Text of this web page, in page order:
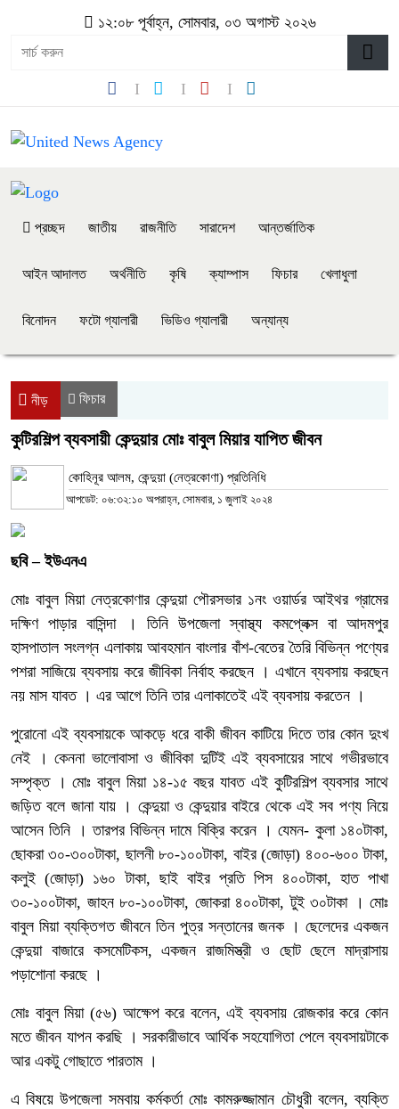
১২:০৮ পূর্বাহ্ন, সোমবার, ০৩ অগাস্ট ২০২৬
প্রচ্ছদ জাতীয় রাজনীতি সারাদেশ আন্তর্জাতিক
আইন আদালত অর্থনীতি কৃষি ক্যাম্পাস ফিচার খেলাধুলা
বিনোদন ফটো গ্যালারী ভিডিও গ্যালারী অন্যান্য
নীড় ফিচার
কুটিরশিল্প ব্যবসায়ী কেন্দুয়ার মোঃ বাবুল মিয়ার যাপিত জীবন
কোহিনূর আলম, কেন্দুয়া (নেত্রকোণা) প্রতিনিধি
আপডেট: ০৬:৩২:১০ অপরাহ্ন, সোমবার, ১ জুলাই ২০২৪
ছবি – ইউএনএ
মোঃ বাবুল মিয়া নেত্রকোণার কেন্দুয়া পৌরসভার ১নং ওয়ার্ডর আইথর গ্রামের
দক্ষিণ পাড়ার বাসিন্দা । তিনি উপজেলা স্বাস্থ্য কমপ্লেক্স বা আদমপুর
হাসপাতাল সংলগ্ন এলাকায় আবহমান বাংলার বাঁশ-বেতের তৈরি বিভিন্ন পণ্যের
পশরা সাজিয়ে ব্যবসায় করে জীবিকা নির্বাহ করছেন । এখানে ব্যবসায় করছেন
নয় মাস যাবত । এর আগে তিনি তার এলাকাতেই এই ব্যবসায় করতেন ।
পুরোনো এই ব্যবসায়কে আকড়ে ধরে বাকী জীবন কাটিয়ে দিতে তার কোন দুংখ
নেই । কেননা ভালোবাসা ও জীবিকা দুটিই এই ব্যবসায়ের সাথে গভীরভাবে
সম্পৃক্ত । মোঃ বাবুল মিয়া ১৪-১৫ বছর যাবত এই কুটিরশিল্প ব্যবসার সাথে
জড়িত বলে জানা যায় । কেন্দুয়া ও কেন্দুয়ার বাইরে থেকে এই সব পণ্য নিয়ে
আসেন তিনি । তারপর বিভিন্ন দামে বিক্রি করেন । যেমন- কুলা ১৪০টাকা,
ছোকরা ৩০-৩০০টাকা, ছালনী ৮০-১০০টাকা, বাইর (জোড়া) ৪০০-৬০০ টাকা,
কলুই (জোড়া) ১৬০ টাকা, ছাই বাইর প্রতি পিস ৪০০টাকা, হাত পাখা
৩০-১০০টাকা, জাহন ৮০-১০০টাকা, জোকরা ৪০০টাকা, টুই ৩০টাকা । মোঃ
বাবুল মিয়া ব্যক্তিগত জীবনে তিন পুত্র সন্তানের জনক । ছেলেদের একজন
কেন্দুয়া বাজারে কসমেটিকস, একজন রাজমিস্ত্রী ও ছোট ছেলে মাদ্রাসায়
পড়াশোনা করছে ।
মোঃ বাবুল মিয়া (৫৬) আক্ষেপ করে বলেন, এই ব্যবসায় রোজকার করে কোন
মতে জীবন যাপন করছি । সরকারীভাবে আর্থিক সহযোগিতা পেলে ব্যবসায়টাকে
আর একটু গোছাতে পারতাম ।
এ বিষয়ে উপজেলা সমবায় কর্মকর্তা মোঃ কামরুজ্জামান চৌধুরী বলেন, ব্যক্তি